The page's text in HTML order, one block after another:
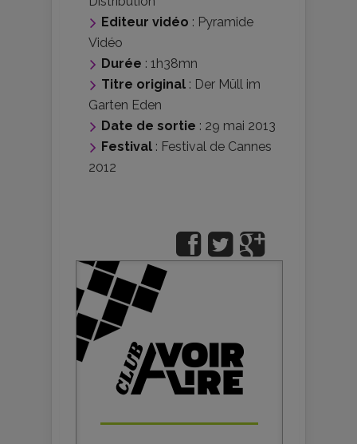
Editeur vidéo : Pyramide
Vidéo
Durée : 1h38mn
Titre original : Der Müll im
Garten Eden
Date de sortie : 29 mai 2013
Festival : Festival de Cannes
2012